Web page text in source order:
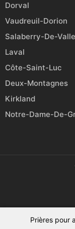
Prières pour
Dorval
Vaudreuil-Dorion
Salaberry-De-
Laval
Côte-Saint-Luc
Deux-Montagnes
Kirkland
Notre-Dame-De-